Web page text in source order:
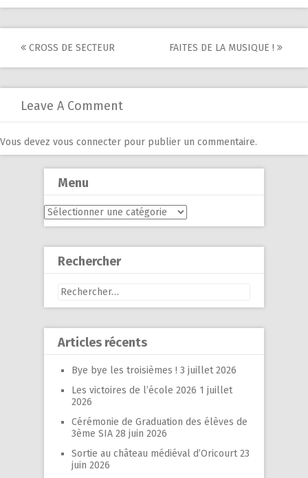
Post
navigation
CROSS DE SECTEUR FAITES DE LA MUSIQUE !
Leave A Comment
Vous devez vous connecter pour publier un commentaire.
Menu
Menu
Rechercher
Rechercher :
Articles récents
Bye bye les troisièmes ! 3 juillet 2026
Les victoires de l’école 2026 1 juillet
2026
Cérémonie de Graduation des élèves de
3ème SIA 28 juin 2026
Sortie au château médiéval d’Oricourt 23
juin 2026